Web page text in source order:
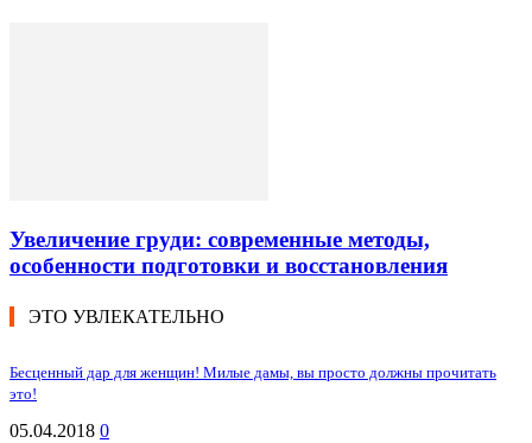
Увеличение груди: современные методы,
особенности подготовки и восстановления
ЭТО УВЛЕКАТЕЛЬНО
Бесценный дар для женщин! Милые дамы, вы просто должны прочитать
это!
05.04.2018 0